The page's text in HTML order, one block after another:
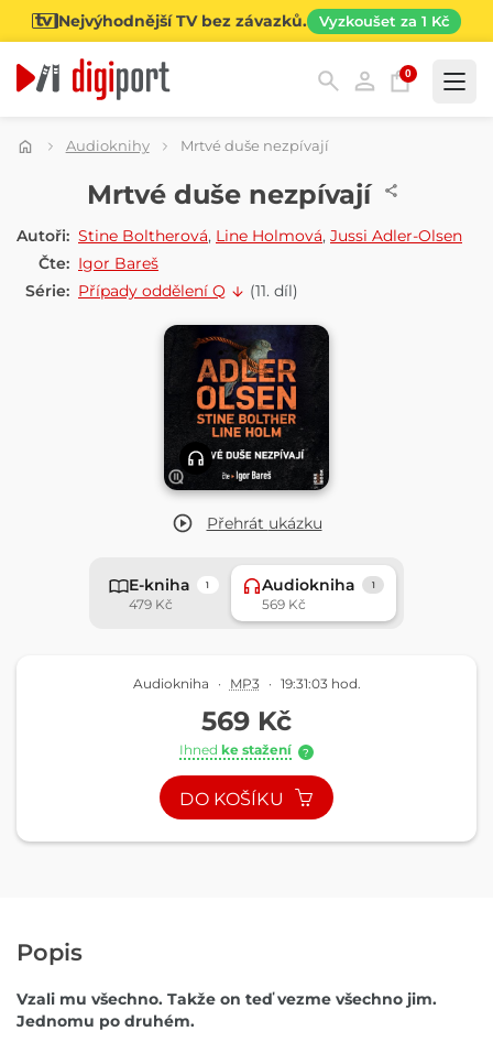
Nejvýhodnější TV bez závazků. Vyzkoušet za 1 Kč
0
Kategorie
Audioknihy Mrtvé duše nezpívají
Přehrát ukázku
AUDIOKNIHAMrtvé duše nezpívají
Autoři: Stine Boltherová, Line Holmová, Jussi Adler-Olsen
Čte: Igor Bareš
Série: Případy oddělení Q (11. díl)
E-kniha 1
479 Kč
Audiokniha 1
569 Kč
Audiokniha · MP3 · 19:31:03 hod.
569 Kč
Ihned ke stažení ?
DO KOŠÍKU
Popis
Vzali mu všechno. Takže on teď vezme všechno jim.
Jednomu po druhém.